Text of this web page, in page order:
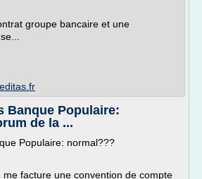
groupe bancaire et une
Banque Populaire:
de la ...
Populaire: normal???
me facture une convention de compte